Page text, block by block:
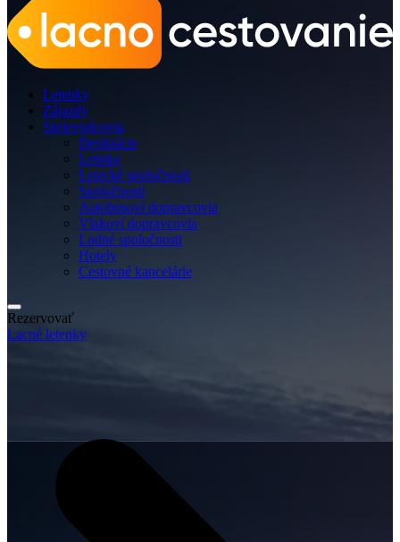
Letenky
Zájazdy
Sprievodcovia
Destinácie
Letisko
Letecké spoločnosti
Spoločnosti
Autobusoví dopravcovia
Vlakoví dopravcovia
Lodné spoločnosti
Hotely
Cestovné kancelárie
Rezervovať
Lacné letenky